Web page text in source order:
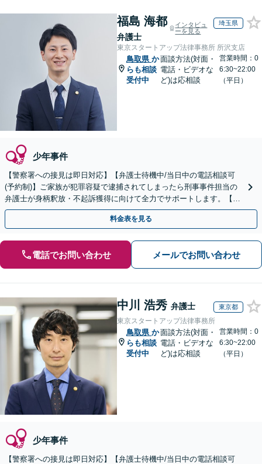
福島 海都
弁護士
インタビュ
ーを見る
埼玉県
東京スタートアップ法律事務所 所沢支店
鳥取県 か
らも相談
受付中
面談方法(対面・
電話・ビデオな
ど)は応相談
営業時間：0
6:30~22:00
（平日）
少年事件
【警察署への接見は即日対応】【弁護士待機中/当日中の電話相談可
(予約制)】ご家族が犯罪容疑で逮捕されてしまったら刑事事件担当の
弁護士が身柄釈放・不起訴獲得に向けて全力でサポートします。【毎
月100名以上の相談実績】【全国対応】
料金表を見る
電話でお問い合わせ メールでお問い合わせ
中川 浩秀 弁護士 東京都
東京スタートアップ法律事務所
鳥取県 か
らも相談
受付中
面談方法(対面・
電話・ビデオな
ど)は応相談
営業時間：0
6:30~22:00
（平日）
少年事件
【警察署への接見は即日対応】【弁護士待機中/当日中の電話相談可